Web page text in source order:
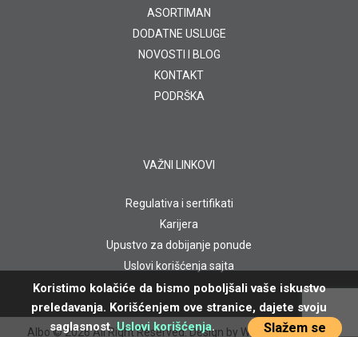
ASORTIMAN
DODATNE USLUGE
NOVOSTI I BLOG
KONTAKT
PODRŠKA
VAŽNI LINKOVI
Regulativa i sertifikati
Karijera
Upustvo za dobijanje ponude
Uslovi korišćenja sajta
Albo© 2026 All Right Reserved. Design by WebBox Solutions
Koristimo kolačiće da bismo poboljšali vaše iskustvo
preledavanja. Korišćenjem ove stranice, dajete svoju
saglasnost.Uslovi korišćenja. Slažem se